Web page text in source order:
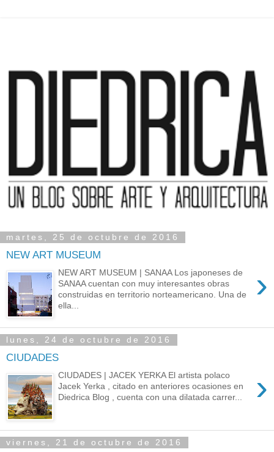
martes, 25 de octubre de 2016
NEW ART MUSEUM
›
NEW ART MUSEUM | SANAA Los japoneses de
SANAA cuentan con muy interesantes obras
construidas en territorio norteamericano. Una de
ella...
lunes, 24 de octubre de 2016
CIUDADES
›
CIUDADES | JACEK YERKA El artista polaco
Jacek Yerka , citado en anteriores ocasiones en
Diedrica Blog , cuenta con una dilatada carrer...
viernes, 21 de octubre de 2016